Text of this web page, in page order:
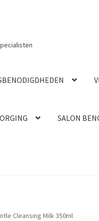
SALON
Cleansing Milk 350ml